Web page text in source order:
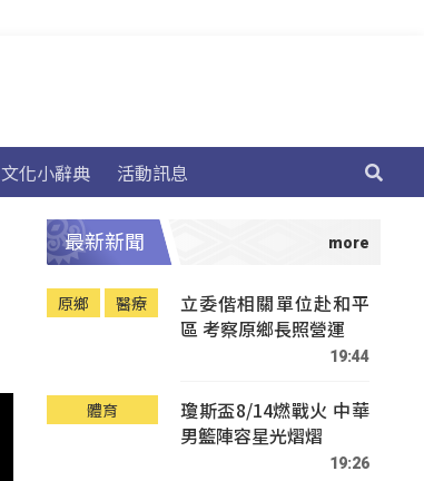
文化小辭典 活動訊息
最新新聞
原鄉 醫療
立委偕相關單位赴和平
區 考察原鄉長照營運
19:44
體育
瓊斯盃8/14燃戰火 中華
男籃陣容星光熠熠
19:26